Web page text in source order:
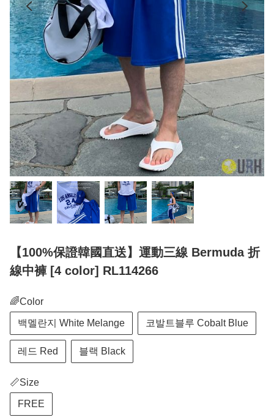
【100%保證韓國直送】運動三線 Bermuda 折
線中褲 [4 color] RL114266
🌈Color
백멜란지 White Melange 코발트블루 Cobalt Blue
레드 Red 블랙 Black
📏Size
FREE